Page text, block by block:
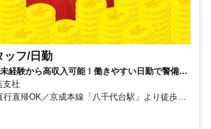
ッフ/日勤
経験から高収入可能！働きやすい日勤で警備員
【月収28万円可能・日払いもOK！】勤務3日前
1日～・短期もOK！未経験者大歓迎！幅広い年
社
行直帰OK／京成本線「八千代台駅」より徒歩4